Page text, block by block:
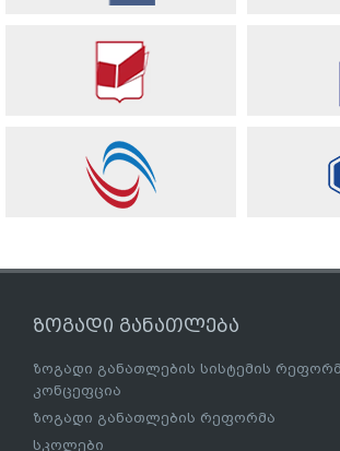
ზოგადი განათლება
ზოგადი განათლების სისტემის
კონცეფცია
ზოგადი განათლების რეფორმა
სკოლები